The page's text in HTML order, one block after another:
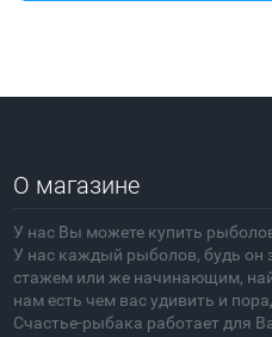
О магазине
У нас Вы можете купить
У нас каждый рыболов, будь он
стажем или же начинающим,
нам есть чем вас удивить и
Счастье-рыбака работает для